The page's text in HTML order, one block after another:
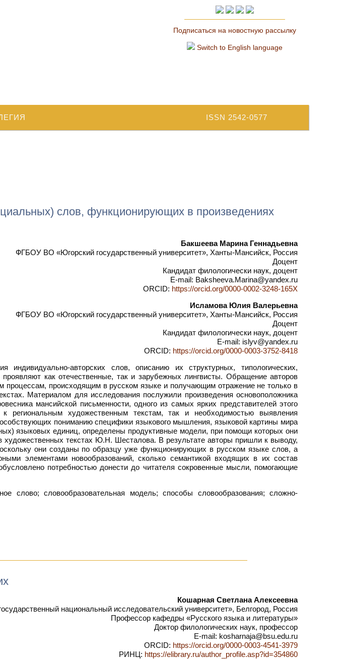
Подписаться на новостную рассылку
Switch to English language
ISSN 2542-0577
слов, функционирующих в произведениях
Бакшеева Марина Геннадьевна
ФГБОУ ВО «Югорский государственный университет», Ханты-Мансийск, Россия
Доцент
Кандидат филологически наук, доцент
E-mail: Baksheeva.Marina@yandex.ru
ORCID: https://orcid.org/0000-0002-3248-165X
Исламова Юлия Валерьевна
ФГБОУ ВО «Югорский государственный университет», Ханты-Мансийск, Россия
Доцент
Кандидат филологически наук, доцент
E-mail: islyv@yandex.ru
ORCID: https://orcid.org/0000-0003-3752-8418
авторских слов, описанию их структурных, типологических,
как отечественные, так и зарубежных лингвисты. Обращение авторов
процессам, происходящим в русском языке и получающим отражение не только в
Материалом для исследования послужили произведения основоположника
мансийской письменности, одного из самых ярких представителей этого
региональным художественным текстам, так и необходимостью выявления
пониманию специфики языкового мышления, языковой картины мира
языковых единиц, определены продуктивные модели, при помощи которых они
текстах Ю.Н. Шесталова. В результате авторы пришли к выводу,
они созданы по образцу уже функционирующих в русском языке слов, а
элементами новообразований, сколько семантикой входящих в их состав
потребностью донести до читателя сокровенные мысли, помогающие
слово; словообразовательная модель; способы словообразования; сложно-
Кошарная Светлана Алексеевна
национальный исследовательский университет», Белгород, Россия
Профессор кафедры «Русского языка и литературы»
Доктор филологических наук, профессор
E-mail: kosharnaja@bsu.edu.ru
ORCID: https://orcid.org/0000-0003-4541-3979
РИНЦ: https://elibrary.ru/author_profile.asp?id=354860